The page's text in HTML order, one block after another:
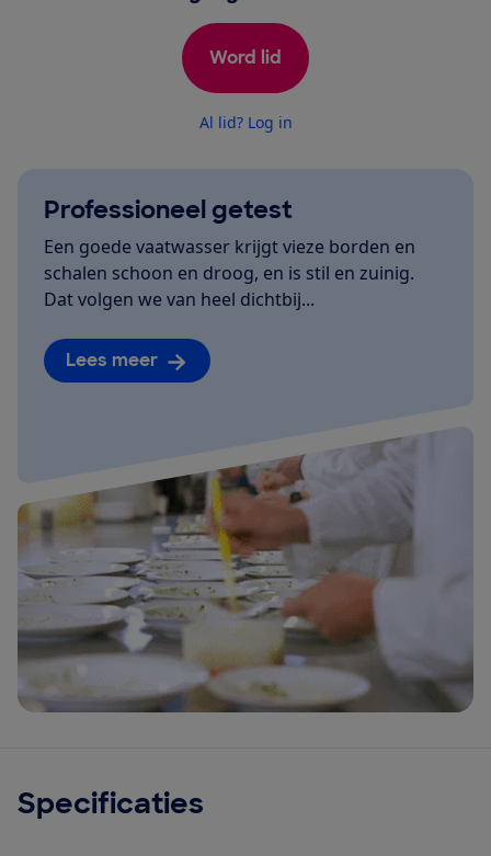
Word lid
Al lid? Log in
Professioneel getest
Een goede vaatwasser krijgt vieze borden en
schalen schoon en droog, en is stil en zuinig.
Dat volgen we van heel dichtbij...
Lees meer
Specificaties